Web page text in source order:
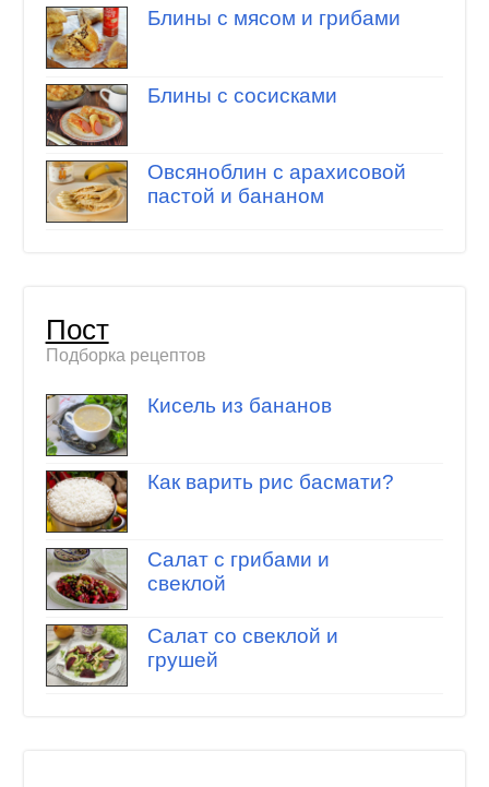
Блины с мясом и грибами
Блины с сосисками
Овсяноблин с арахисовой
пастой и бананом
Пост
Подборка рецептов
Кисель из бананов
Как варить рис басмати?
Салат с грибами и
свеклой
Салат со свеклой и
грушей